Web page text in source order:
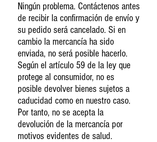
Ningún problema. Contáctenos antes
de recibir la confirmación de envío y
su pedido será cancelado. Si en
cambio la mercancía ha sido
enviada, no será posible hacerlo.
Según el artículo 59 de la ley que
protege al consumidor, no es
posible devolver bienes sujetos a
caducidad como en nuestro caso.
Por tanto, no se acepta la
devolución de la mercancía por
motivos evidentes de salud.